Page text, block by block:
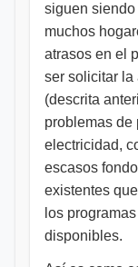
siguen
muchos
atrasos en el
ser solicitar la
(descrita
problemas de
electricidad,
escasos
existentes
los
disponibles.